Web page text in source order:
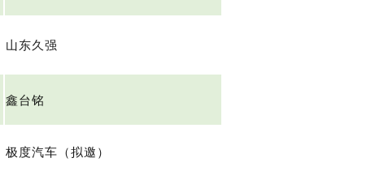
山东久强
鑫台铭
极度汽车（拟邀）